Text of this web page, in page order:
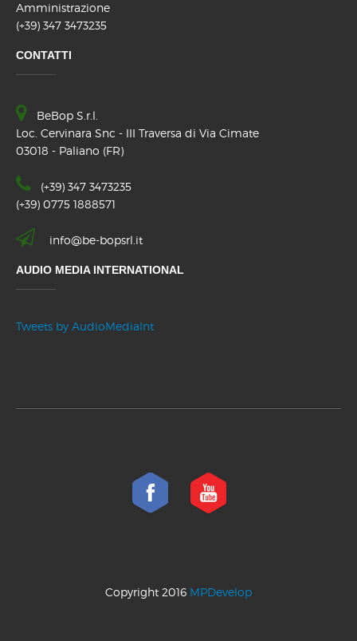
Amministrazione
(+39) 347 3473235
CONTATTI
BeBop S.r.l.
Loc. Cervinara Snc - III Traversa di Via Cimate
03018 - Paliano (FR)
(+39) 347 3473235
(+39) 0775 1888571
info@be-bopsrl.it
AUDIO MEDIA INTERNATIONAL
Tweets by AudioMediaInt
Copyright 2016 MPDevelop